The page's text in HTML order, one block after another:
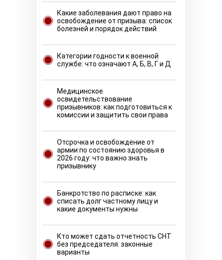
Какие заболевания дают право на
освобождение от призыва: список
болезней и порядок действий
Категории годности к военной
службе: что означают А, Б, В, Г и Д
Медицинское
освидетельствование
призывников: как подготовиться к
комиссии и защитить свои права
Отсрочка и освобождение от
армии по состоянию здоровья в
2026 году: что важно знать
призывнику
Банкротство по расписке: как
списать долг частному лицу и
какие документы нужны
Кто может сдать отчетность СНТ
без председателя: законные
варианты